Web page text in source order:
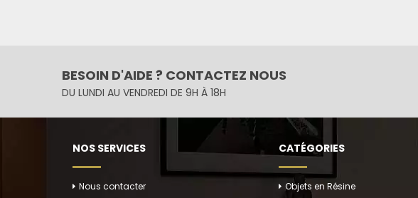
BESOIN D'AIDE ? CONTACTEZ NOUS
DU LUNDI AU VENDREDI DE 9H À 18H
NOS SERVICES
Nous contacter
CATÉGORIES
Objets en Résine